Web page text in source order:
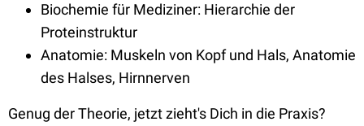
Biochemie für Mediziner: Hierarchie der
Proteinstruktur
Anatomie: Muskeln von Kopf und Hals, Anatomie
des Halses, Hirnnerven
Genug der Theorie, jetzt zieht's Dich in die Praxis?